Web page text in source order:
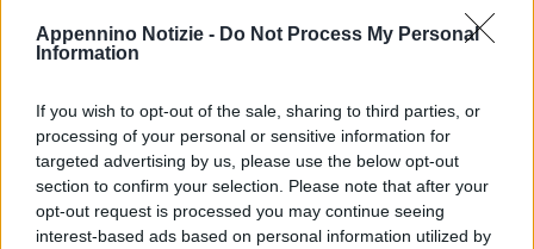
Appennino Notizie - Do Not Process My Personal
Information
If you wish to opt-out of the sale, sharing to third parties, or
processing of your personal or sensitive information for
targeted advertising by us, please use the below opt-out
section to confirm your selection. Please note that after your
opt-out request is processed you may continue seeing
interest-based ads based on personal information utilized by
Canottieri Aniene di Roma) e Ruggero Tita alle Olimpiadi di
Tokyo, regala queste sensazioni a Webuild che festeggia un
supportando da anni il Circolo Canottieri Aniene di Roma. “Lo
sport è una metafora, la vela ancora di più, degli ingredienti che
occorrono per avere successo nella vita e nel lavoro: passione,
impegno, mani al lavoro per governare le vele e sfruttare le
condizioni del vento e della natura per raggiungere un obiettivo.